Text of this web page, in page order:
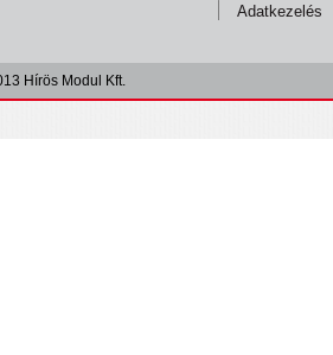
Adatkezelés
Hírös Modul Kft.